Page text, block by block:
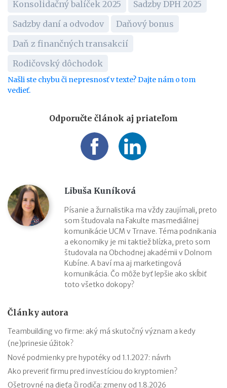
Konsolidačný balíček 2025
Sadzby DPH 2025
Sadzby daní a odvodov
Daňový bonus
Daň z finančných transakcií
Rodičovský dôchodok
Našli ste chybu či nepresnosť v texte? Dajte nám o tom
vedieť.
Odporučte článok aj priateľom
Libuša Kuníková
Písanie a žurnalistika ma vždy zaujímali, preto
som študovala na Fakulte masmediálnej
komunikácie UCM v Trnave. Téma podnikania
a ekonomiky je mi taktiež blízka, preto som
študovala na Obchodnej akadémii v Dolnom
Kubíne. A baví ma aj marketingová
komunikácia. Čo môže byť lepšie ako skĺbiť
toto všetko dokopy?
Články autora
Teambuilding vo firme: aký má skutočný význam a kedy
(ne)prinesie úžitok?
Nové podmienky pre hypotéky od 1.1.2027: návrh
Ako preveriť firmu pred investíciou do kryptomien?
Ošetrovné na dieťa či rodiča: zmeny od 1.8.2026